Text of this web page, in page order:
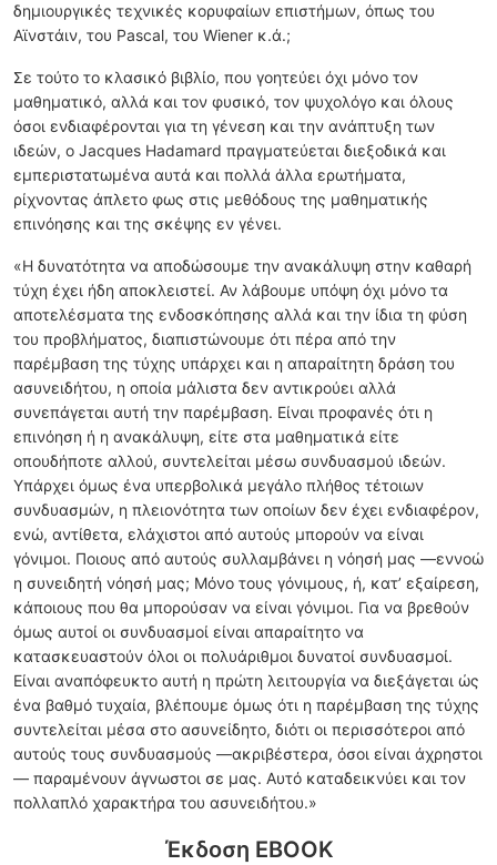
δημιουργικές τεχνικές κορυφαίων επιστήμων, όπως του
Αϊνστάιν, του Pascal, του Wiener κ.ά.;
Σε τούτο το κλασικό βιβλίο, που γοητεύει όχι μόνο τον
μαθηματικό, αλλά και τον φυσικό, τον ψυχολόγο και όλους
όσοι ενδιαφέρονται για τη γένεση και την ανάπτυξη των
ιδεών, ο Jacques Hadamard πραγματεύεται διεξοδικά και
εμπεριστατωμένα αυτά και πολλά άλλα ερωτήματα,
ρίχνοντας άπλετο φως στις μεθόδους της μαθηματικής
επινόησης και της σκέψης εν γένει.
«Η δυνατότητα να αποδώσουμε την ανακάλυψη στην καθαρή
τύχη έχει ήδη αποκλειστεί. Αν λάβουμε υπόψη όχι μόνο τα
αποτελέσματα της ενδοσκόπησης αλλά και την ίδια τη φύση
του προβλήματος, διαπιστώνουμε ότι πέρα από την
παρέμβαση της τύχης υπάρχει και η απαραίτητη δράση του
ασυνειδήτου, η οποία μάλιστα δεν αντικρούει αλλά
συνεπάγεται αυτή την παρέμβαση. Είναι προφανές ότι η
επινόηση ή η ανακάλυψη, είτε στα μαθηματικά είτε
οπουδήποτε αλλού, συντελείται μέσω συνδυασμού ιδεών.
Υπάρχει όμως ένα υπερβολικά μεγάλο πλήθος τέτοιων
συνδυασμών, η πλειονότητα των οποίων δεν έχει ενδιαφέρον,
ενώ, αντίθετα, ελάχιστοι από αυτούς μπορούν να είναι
γόνιμοι. Ποιους από αυτούς συλλαμβάνει η νόησή μας —εννοώ
η συνειδητή νόησή μας; Μόνο τους γόνιμους, ή, κατ’ εξαίρεση,
κάποιους που θα μπορούσαν να είναι γόνιμοι. Για να βρεθούν
όμως αυτοί οι συνδυασμοί είναι απαραίτητο να
κατασκευαστούν όλοι οι πολυάριθμοι δυνατοί συνδυασμοί.
Είναι αναπόφευκτο αυτή η πρώτη λειτουργία να διεξάγεται ώς
ένα βαθμό τυχαία, βλέπουμε όμως ότι η παρέμβαση της τύχης
συντελείται μέσα στο ασυνείδητο, διότι οι περισσότεροι από
αυτούς τους συνδυασμούς —ακριβέστερα, όσοι είναι άχρηστοι
— παραμένουν άγνωστοι σε μας. Αυτό καταδεικνύει και τον
πολλαπλό χαρακτήρα του ασυνειδήτου.»
Έκδοση EBOOK